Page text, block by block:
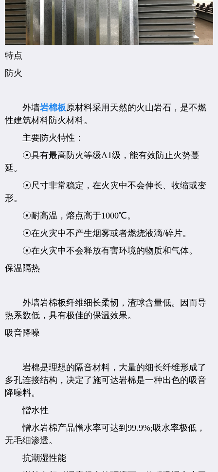
特点
防火
外墙岩棉板原材料采用天然的火山岩石，是不燃
性建筑材料防火材料。
主要防火特性：
☉具有最高防火等级A1级，能有效防止火势蔓
延。
☉尺寸非常稳定，在火灾中不会伸长、收缩或变
形。
☉耐高温，熔点高于1000℃。
☉在火灾中不产生烟雾或者燃烧液滴/碎片。
☉在火灾中不会释放有害环境的物质和气体。
保温隔热
外墙岩棉板纤维细长柔韧，渣球含量低。因而导
热系数低，具有极佳的保温效果。
吸音降噪
岩棉是理想的隔音材料，大量的细长纤维形成了
多孔连接结构，决定了施可达岩棉是一种出色的吸音
降噪料。
憎水性
憎水岩棉产品憎水率可达到99.9%;吸水率极低，
无毛细渗透。
抗潮湿性能